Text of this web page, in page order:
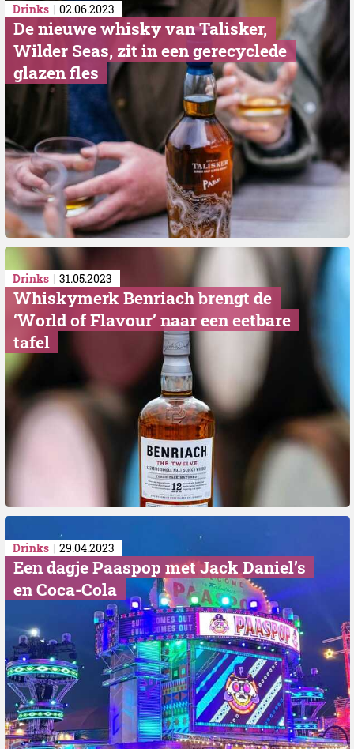
Drinks 02.06.2023
De nieuwe whisky van Talisker,
Wilder Seas, zit in een gerecyclede
glazen fles
Drinks 31.05.2023
Whiskymerk Benriach brengt de
‘World of Flavour’ naar een eetbare
tafel
Drinks 29.04.2023
Een dagje Paaspop met Jack Daniel’s
en Coca-Cola